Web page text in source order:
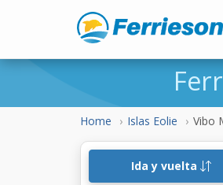
Home Islas Eolie Vibo
Ida y vuelta